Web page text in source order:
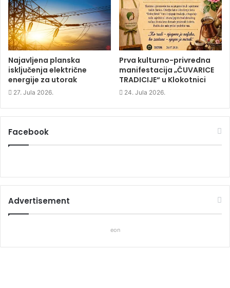
d
o
w
)
o
w
)
d
o
w
)
Najavljena planska
isključenja električne
energije za utorak
27. Jula 2026.
Prva kulturno-privredna
manifestacija „ČUVARICE
TRADICIJE“ u Klokotnici
24. Jula 2026.
Facebook
Advertisement
eon